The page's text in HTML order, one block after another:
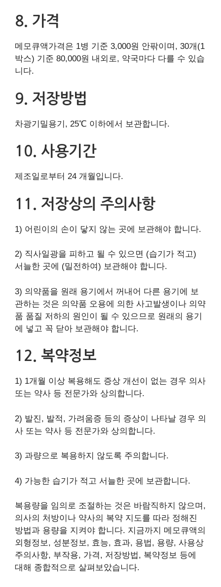
8. 가격
메모큐액가격은 1병 기준 3,000원 안팎이며, 30개(1
박스) 기준 80,000원 내외로, 약국마다 다를 수 있습
니다.
9. 저장방법
차광기밀용기, 25℃ 이하에서 보관합니다.
10. 사용기간
제조일로부터 24 개월입니다.
11. 저장상의 주의사항
1) 어린이의 손이 닿지 않는 곳에 보관해야 합니다.
2) 직사일광을 피하고 될 수 있으면 (습기가 적고)
서늘한 곳에 (밀전하여) 보관해야 합니다.
3) 의약품을 원래 용기에서 꺼내어 다른 용기에 보
관하는 것은 의약품 오용에 의한 사고발생이나 의약
품 품질 저하의 원인이 될 수 있으므로 원래의 용기
에 넣고 꼭 닫아 보관해야 합니다.
12. 복약정보
1) 1개월 이상 복용해도 증상 개선이 없는 경우 의사
또는 약사 등 전문가와 상의합니다.
2) 발진, 발적, 가려움증 등의 증상이 나타날 경우 의
사 또는 약사 등 전문가와 상의합니다.
3) 과량으로 복용하지 않도록 주의합니다.
4) 가능한 습기가 적고 서늘한 곳에 보관합니다.
복용량을 임의로 조절하는 것은 바람직하지 않으며,
의사의 처방이나 약사의 복약 지도를 따라 정해진
방법과 용량을 지켜야 합니다. 지금까지 메모큐액의
외형정보, 성분정보, 효능, 효과, 용법, 용량, 사용상
주의사항, 부작용, 가격, 저장방법, 복약정보 등에
대해 종합적으로 살펴보았습니다.